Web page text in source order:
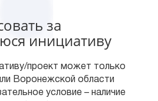
за
инициативу
проект может только
Воронежской области
условие – наличие